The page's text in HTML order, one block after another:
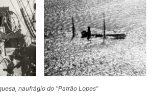
naufrágio do “Patrão Lopes”